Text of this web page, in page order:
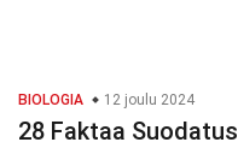
BIOLOGIA 12 joulu 2024
28 Faktaa Suodatus